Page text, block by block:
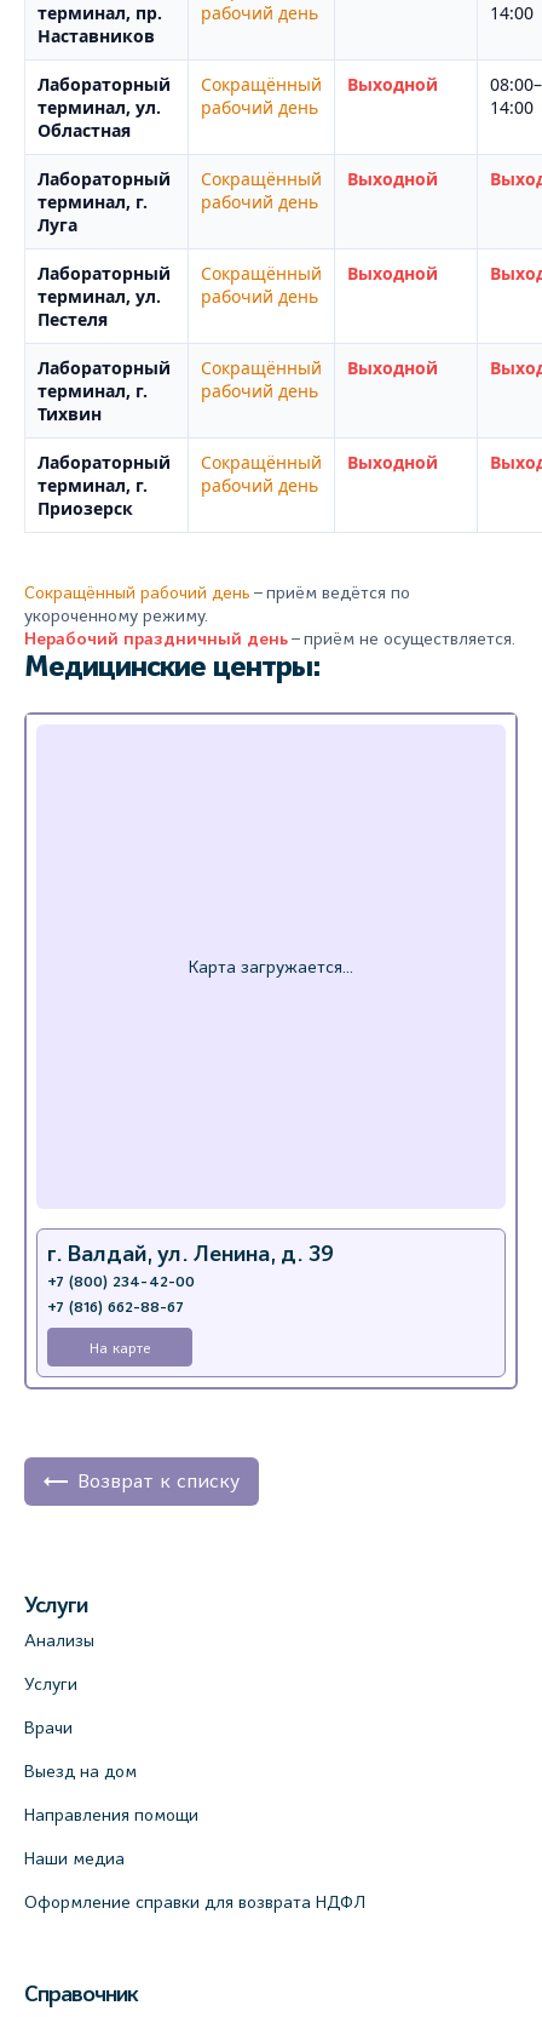
терминал, пр.
Наставников
рабочий день
14:00
Лабораторный
терминал, ул.
Областная
Сокращённый
рабочий день
Выходной
08:00–
14:00
Лабораторный
терминал, г.
Луга
Сокращённый
рабочий день
Выходной
Лабораторный
терминал, ул.
Пестеля
Сокращённый
рабочий день
Выходной
Лабораторный
терминал, г.
Тихвин
Сокращённый
рабочий день
Выходной
Лабораторный
терминал, г.
Приозерск
Сокращённый
рабочий день
Выходной
Сокращённый рабочий день – приём ведётся по
укороченному режиму.
Нерабочий праздничный день– приём не осуществляется.
Медицинские центры:
г. Валдай, ул. Ленина, д. 39
+7 (800) 234-42-00
+7 (816) 662-88-67
На карте
Возврат к списку
Услуги
Анализы
Услуги
Врачи
Выезд на дом
Направления помощи
Наши медиа
Оформление справки для возврата НДФЛ
Справочник